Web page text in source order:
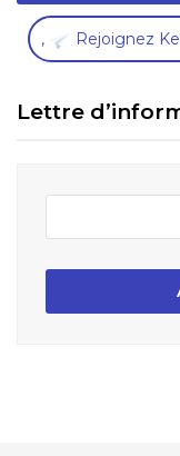
, Rejoignez
Lettre